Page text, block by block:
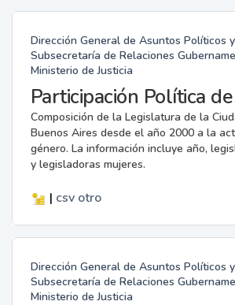
Dirección General de Asuntos Políticos
Subsecretaría de Relaciones
Ministerio de Justicia
Composición de la Legislatura de la
Buenos Aires desde el año 2000 a la
género. La información incluye año,
y legisladoras mujeres.
| csv otro
Dirección General de Asuntos Políticos
Subsecretaría de Relaciones
Ministerio de Justicia